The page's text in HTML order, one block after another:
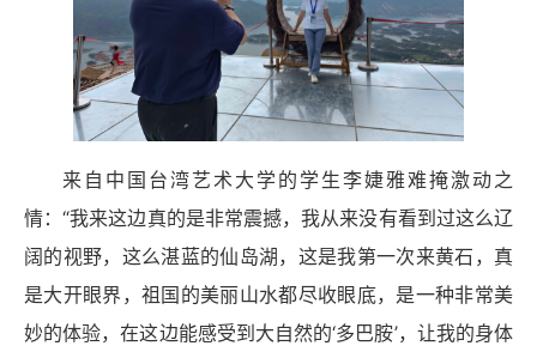
来自中国台湾艺术大学的学生李婕雅难掩激动之
情：“我来这边真的是非常震撼，我从来没有看到过这么辽
阔的视野，这么湛蓝的仙岛湖，这是我第一次来黄石，真
是大开眼界，祖国的美丽山水都尽收眼底，是一种非常美
妙的体验，在这边能感受到大自然的‘多巴胺’，让我的身体